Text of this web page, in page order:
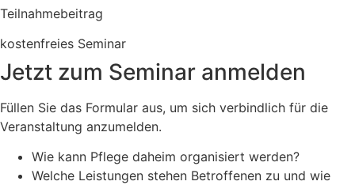
Teilnahmebeitrag
kostenfreies Seminar
Jetzt zum Seminar anmelden
Füllen Sie das Formular aus, um sich verbindlich für die
Veranstaltung anzumelden.
Wie kann Pflege daheim organisiert werden?
Welche Leistungen stehen Betroffenen zu und wie